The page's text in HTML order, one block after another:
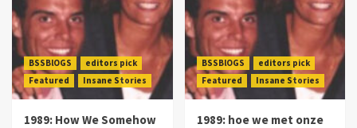
BSSBlOGS
editors pick
Featured
Insane Stories
1989: How We Somehow
BSSBlOGS
editors pick
Featured
Insane Stories
1989: hoe we met onze